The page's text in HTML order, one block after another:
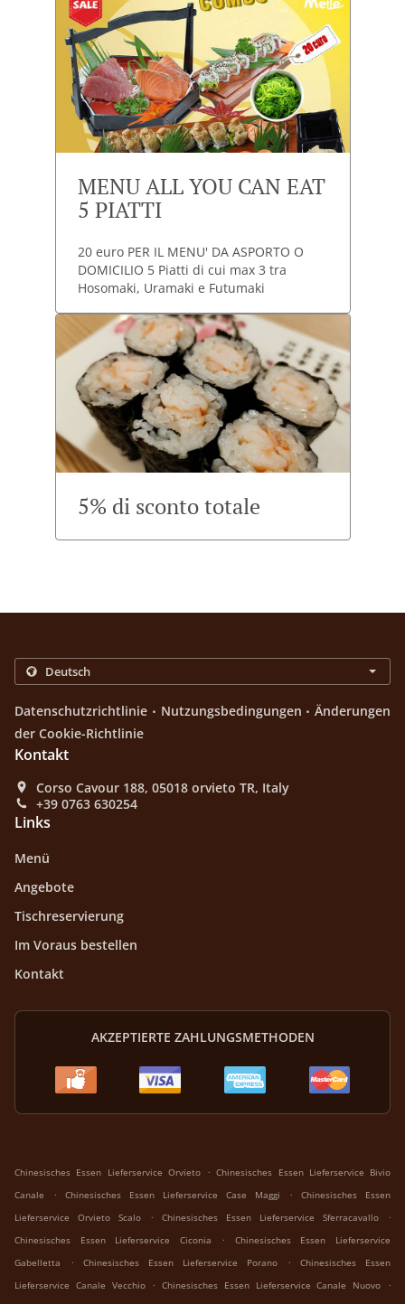
MENU ALL YOU CAN EAT
5 PIATTI
20 euro PER IL MENU' DA ASPORTO O
DOMICILIO 5 Piatti di cui max 3 tra
Hosomaki, Uramaki e Futumaki
5% di sconto totale
Datenschutzrichtlinie . Nutzungsbedingungen . Änderungen
der Cookie-Richtlinie
Kontakt
Corso Cavour 188, 05018 orvieto TR, Italy
+39 0763 630254
Links
Menü
Angebote
Tischreservierung
Im Voraus bestellen
Kontakt
AKZEPTIERTE ZAHLUNGSMETHODEN
Chinesisches Essen Lieferservice Orvieto . Chinesisches Essen Lieferservice Bivio
Canale
. Chinesisches Essen Lieferservice Case Maggi .
Chinesisches Essen
Lieferservice Orvieto Scalo
. Chinesisches Essen Lieferservice Sferracavallo
.
Chinesisches Essen Lieferservice Ciconia
.
Chinesisches Essen Lieferservice
Gabelletta
. Chinesisches Essen Lieferservice Porano .
Chinesisches Essen
Lieferservice Canale Vecchio
. Chinesisches Essen Lieferservice Canale Nuovo
.